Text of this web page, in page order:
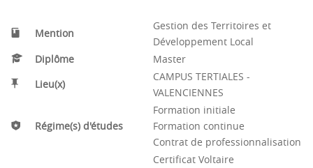
Mention
Gestion des Territoires et
Développement Local
Diplôme
Master
Lieu(x)
CAMPUS TERTIALES -
VALENCIENNES
Régime(s) d'études
Formation initiale
Formation continue
Contrat de professionnalisation
Certificat Voltaire